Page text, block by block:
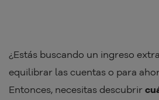
¿Estás buscando un ingreso
equilibrar las cuentas o para
Entonces, necesitas descubrir